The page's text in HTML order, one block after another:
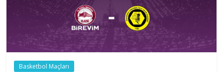
Basketbol Maçları